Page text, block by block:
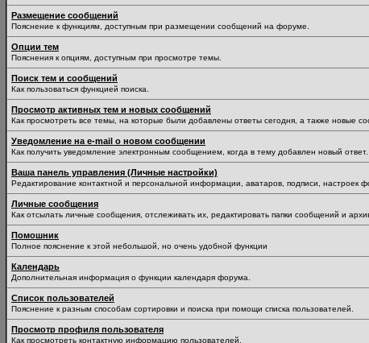
Размещение сообщений
Пояснение к функциям, доступным при размещении сообщений на форуме.
Опции тем
Пояснения к опциям, доступным при просмотре темы.
Поиск тем и сообщений
Как пользоваться функцией поиска.
Просмотр активных тем и новых сообщений
Как просмотреть все темы, на которые были добавлены ответы сегодня, а также новые
Уведомление на е-mail о новом сообщении
Как получить уведомление электронным сообщением, когда в тему добавлен новый ответ.
Ваша панель управления (Личные настройки)
Редактирование контактной и персональной информации, аватаров, подписи, настроек
Личные сообщения
Как отсылать личные сообщения, отслеживать их, редактировать папки сообщений и
Помошник
Полное пояснение к этой небольшой, но очень удобной функции
Календарь
Дополнительная информация о функции календаря форума.
Список пользователей
Пояснение к разным способам сортировки и поиска при помощи списка пользователей.
Просмотр профиля пользователя
Как просмотреть контактную информацию пользователей.